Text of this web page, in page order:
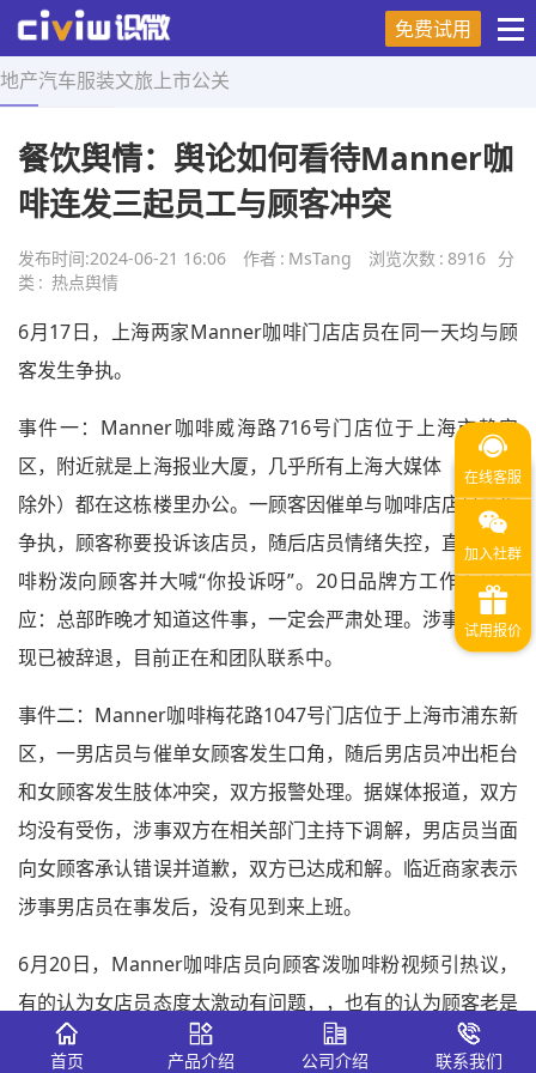
免费试用
地产汽车服装文旅 上市公关
首页 > 热点舆情 > 正文
餐饮舆情：舆论如何看待Manner咖
啡连发三起员工与顾客冲突
发布时间:2024-06-21 16:06 作者 : MsTang 浏览次数 : 8916 分
类 : 热点舆情
6月17日，上海两家Manner咖啡门店店员在同一天均与顾
客发生争执。
事件一：Manner咖啡威海路716号门店位于上海市静安
区，附近就是上海报业大厦，几乎所有上海大媒体（电视台
除外）都在这栋楼里办公。一顾客因催单与咖啡店店员产生
争执，顾客称要投诉该店员，随后店员情绪失控，直接将咖
啡粉泼向顾客并大喊“你投诉呀”。20日品牌方工作人员回
应：总部昨晚才知道这件事，一定会严肃处理。涉事的女孩
现已被辞退，目前正在和团队联系中。
事件二：Manner咖啡梅花路1047号门店位于上海市浦东新
区，一男店员与催单女顾客发生口角，随后男店员冲出柜台
和女顾客发生肢体冲突，双方报警处理。据媒体报道，双方
均没有受伤，涉事双方在相关部门主持下调解，男店员当面
向女顾客承认错误并道歉，双方已达成和解。临近商家表示
涉事男店员在事发后，没有见到来上班。
6月20日，Manner咖啡店员向顾客泼咖啡粉视频引热议，
有的认为女店员态度太激动有问题，，也有的认为顾客老是
把“投诉”挂在嘴边激怒了店员。另一个视频“上海Manner一
首页 产品介绍 公司介绍 联系我们